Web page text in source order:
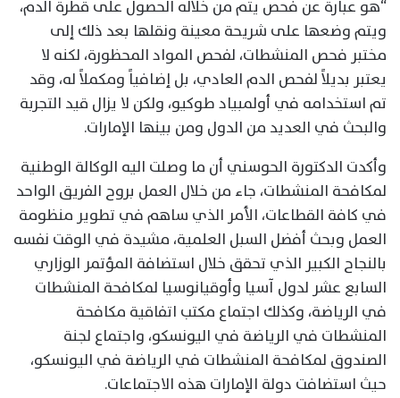
“هو عبارة عن فحص يتم من خلاله الحصول على قطرة الدم،
ويتم وضعها على شريحة معينة ونقلها بعد ذلك إلى
مختبر فحص المنشطات، لفحص المواد المحظورة، لكنه لا
يعتبر بديلاً لفحص الدم العادي، بل إضافياً ومكملاً له، وقد
تم استخدامه في أولمبياد طوكيو، ولكن لا يزال قيد التجربة
والبحث في العديد من الدول ومن بينها الإمارات.
وأكدت الدكتورة الحوسني أن ما وصلت اليه الوكالة الوطنية
لمكافحة المنشطات، جاء من خلال العمل بروح الفريق الواحد
في كافة القطاعات، الأمر الذي ساهم في تطوير منظومة
العمل وبحث أفضل السبل العلمية، مشيدة في الوقت نفسه
بالنجاح الكبير الذي تحقق خلال استضافة المؤتمر الوزاري
السابع عشر لدول آسيا وأوقيانوسيا لمكافحة المنشطات
في الرياضة، وكذلك اجتماع مكتب اتفاقية مكافحة
المنشطات في الرياضة في اليونسكو، واجتماع لجنة
الصندوق لمكافحة المنشطات في الرياضة في اليونسكو،
حيث استضافت دولة الإمارات هذه الاجتماعات.